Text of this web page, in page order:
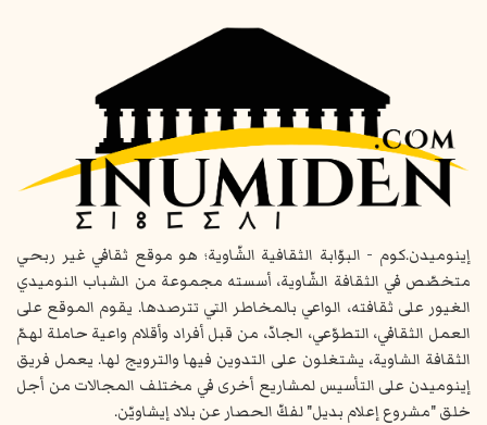
إينوميدن.كوم - البوّابة الثقافية الشّاوية؛ هو موقع ثقافي غير ربحي
متخصّص في الثقافة الشّاوية، أسسته مجموعة من الشباب النوميدي
الغيور على ثقافته، الواعي بالمخاطر التي تترصدها. يقوم الموقع على
العمل الثقافي، التطوّعي، الجادّ، من قبل أفراد وأقلام واعية حاملة لهمّ
الثقافة الشاوية، يشتغلون على التدوين فيها والترويج لها. يعمل فريق
إينوميدن على التأسيس لمشاريع أخرى في مختلف المجالات من أجل
خلق "مشروع إعلام بديل" لفكّ الحصار عن بلاد إيشاويّن.